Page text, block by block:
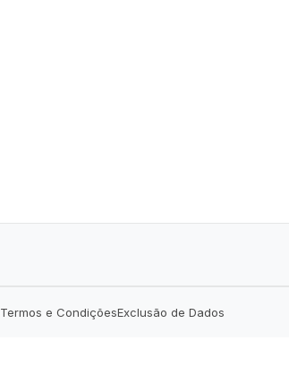
Termos e CondiçõesExclusão de Dados